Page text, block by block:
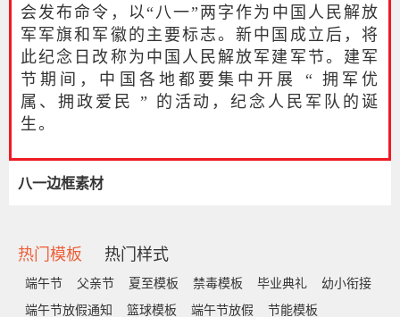
会发布命令，以“八一”两字作为中国人民解放
军军旗和军徽的主要标志。新中国成立后，将
此纪念日改称为中国人民解放军建军节。建军
节期间，中国各地都要集中开展 “ 拥军优
属、拥政爱民 ” 的活动，纪念人民军队的诞
生。
八一边框素材
热门模板 热门样式
端午节 父亲节 夏至模板 禁毒模板 毕业典礼
幼小衔接
端午节放假通知
篮球模板 端午节放假 节能模板